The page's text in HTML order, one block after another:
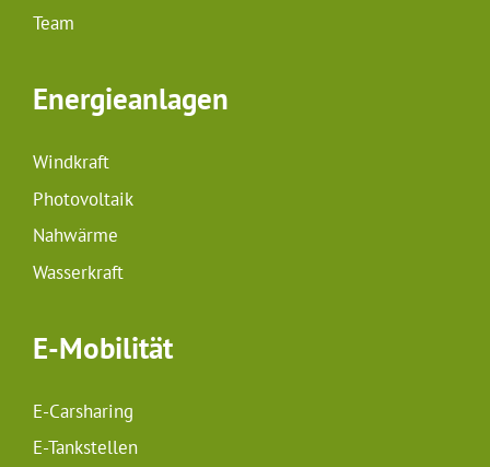
Team
Energieanlagen
Windkraft
Photovoltaik
Nahwärme
Wasserkraft
E-Mobilität
E-Carsharing
E-Tankstellen